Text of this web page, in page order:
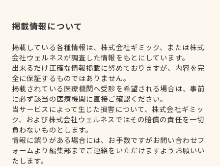
掲載情報について
掲載している各種情報は、株式会社ギミック、または株式
会社ウェルネスが調査した情報をもとにしています。
出来るだけ正確な情報掲載に努めておりますが、内容を完
全に保証するものではありません。
掲載されている医療機関へ受診を希望される場合は、事前
に必ず該当の医療機関に直接ご確認ください。
当サービスによって生じた損害について、株式会社ギミッ
ク、および株式会社ウェルネスではその賠償の責任を一切
負わないものとします。
情報に誤りがある場合には、お手数ですがお問い合わせフ
ォームより編集部までご連絡をいただけますようお願いい
たします。